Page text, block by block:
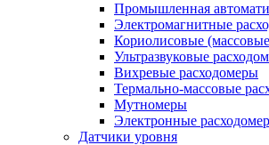
Промышленная
Электромагнитные
Кориолисовые
Ультразвуковые
Вихревые расходомеры
Термально-массовые
Мутномеры
Электронные
Датчики уровня